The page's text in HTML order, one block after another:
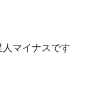
マイナスです